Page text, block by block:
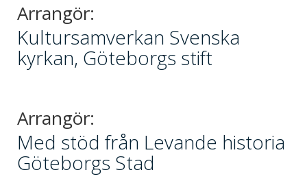
Arrangör:
Kultursamverkan Svenska
kyrkan, Göteborgs stift
Arrangör:
Med stöd från Levande historia
Göteborgs Stad